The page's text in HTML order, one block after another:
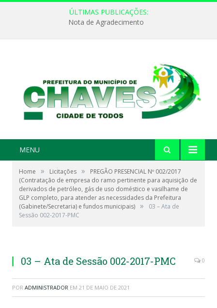
ÚLTIMAS PUBLICAÇÕES:
Nota de Agradecimento
MENU
Home » Licitações »
PREGÃO PRESENCIAL Nº 002/2017
(Contratação de empresa do ramo pertinente para aquisição de
derivados de petróleo, gás de uso doméstico e vasilhame de
GLP completo, para atender as necessidades da Prefeitura
(Gabinete/Secretaria) e fundos municipais) »
03 – Ata de
Sessão 002-2017-PMC
03 – Ata de Sessão 002-2017-PMC 0
POR ADMINISTRADOR EM 21 DE MAIO DE 2021